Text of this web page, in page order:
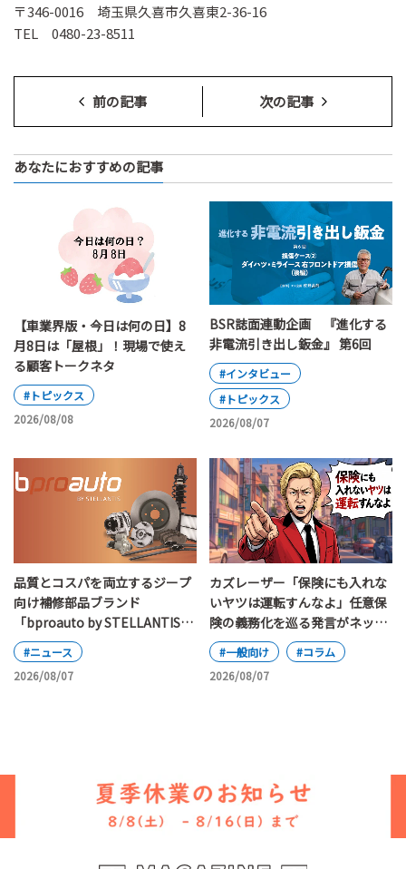
〒346-0016 埼玉県久喜市久喜東2-36-16
TEL 0480-23-8511
前の記事 次の記事
あなたにおすすめの記事
【車業界版・今日は何の日】8
月8日は「屋根」！現場で使え
る顧客トークネタ
#トピックス
2026/08/08
BSR誌面連動企画 『進化する
非電流引き出し鈑金』 第6回
#インタビュー
#トピックス
2026/08/07
品質とコスパを両立するジープ
向け補修部品ブランド
「bproauto by STELLANTIS」
が日本上陸
#ニュース
2026/08/07
カズレーザー「保険にも入れな
いヤツは運転すんなよ」任意保
険の義務化を巡る発言がネット
で大論争
#一般向け
#コラム
2026/08/07